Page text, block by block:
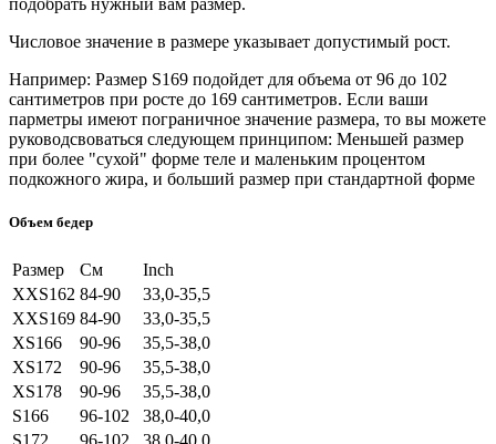
подобрать нужный вам размер.
Числовое значение в размере указывает допустимый рост.
Например: Размер S169 подойдет для объема от 96 до 102
сантиметров при росте до 169 сантиметров. Если ваши
парметры имеют пограничное значение размера, то вы можете
руководсвоваться следующем принципом: Меньшей размер
при более "сухой" форме теле и маленьким процентом
подкожного жира, и больший размер при стандартной форме
Объем бедер
Размер См
Inch
XXS162 84-90
33,0-35,5
XXS169 84-90
33,0-35,5
XS166
90-96
35,5-38,0
XS172
90-96
35,5-38,0
XS178
90-96
35,5-38,0
S166
96-102
38,0-40,0
S172
96-102 38,0-40,0